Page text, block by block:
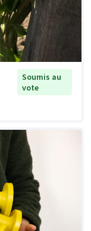
Soumis au
vote